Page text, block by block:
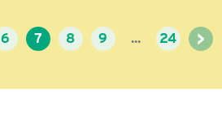
6 7 8 9 ... 24 >